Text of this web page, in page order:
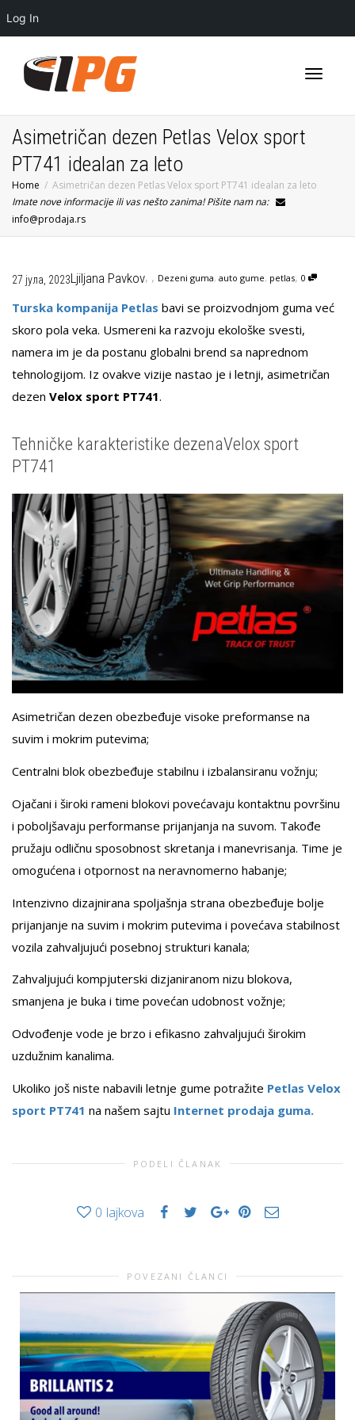
Log In
Asimetričan dezen Petlas Velox sport
PT741 idealan za leto
Home
Asimetričan dezen Petlas Velox sport PT741 idealan za leto
Imate nove informacije ili vas nešto zanima! Pišite nam na:
info@prodaja.rs
Ljiljana Pavkov,
27 јула, 2023 , Dezeni guma, auto gume, petlas, 0
Turska kompanija Petlas bavi se proizvodnjom guma već
skoro pola veka. Usmereni ka razvoju ekološke svesti,
namera im je da postanu globalni brend sa naprednom
tehnologijom. Iz ovakve vizije nastao je i letnji, asimetričan
dezen Velox sport PT741.
Tehničke karakteristike dezenaVelox sport
PT741
Asimetričan dezen obezbeđuje visoke preformanse na
suvim i mokrim putevima;
Centralni blok obezbeđuje stabilnu i izbalansiranu vožnju;
Ojačani i široki rameni blokovi povećavaju kontaktnu površinu
i poboljšavaju performanse prijanjanja na suvom. Takođe
pružaju odličnu sposobnost skretanja i manevrisanja. Time je
omogućena i otpornost na neravnomerno habanje;
Intenzivno dizajnirana spoljašnja strana obezbeđuje bolje
prijanjanje na suvim i mokrim putevima i povećava stabilnost
vozila zahvaljujući posebnoj strukturi kanala;
Zahvaljujući kompjuterski dizjaniranom nizu blokova,
smanjena je buka i time povećan udobnost vožnje;
Odvođenje vode je brzo i efikasno zahvaljujući širokim
uzdužnim kanalima.
Ukoliko još niste nabavili letnje gume potražite Petlas Velox
sport PT741 na našem sajtu Internet prodaja guma.
PODELI ČLANAK
0 lajkova
POVEZANI ČLANCI